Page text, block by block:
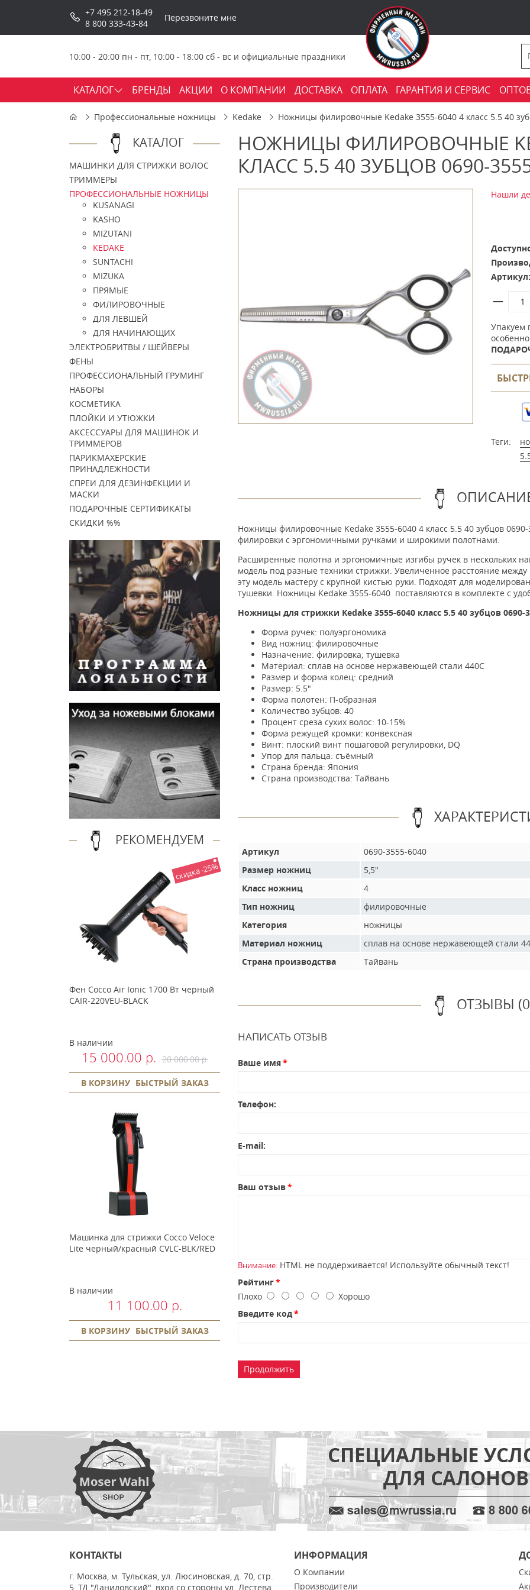
+7 495 212-18-49
8 800 333-43-84
Перезвоните мне
10:00 - 20:00 пн - пт, 10:00 - 18:00 сб - вс и официальные праздники
КАТАЛОГ БРЕНДЫ АКЦИИ О КОМПАНИИ ДОСТАВКА ОПЛАТА ГАРАНТИЯ И СЕРВИС
Профессиональные ножницы Kedake Ножницы филировочные Kedake 3555-6040 4 класс 5.5 40
КАТАЛОГ
МАШИНКИ ДЛЯ СТРИЖКИ ВОЛОС
ТРИММЕРЫ
ПРОФЕССИОНАЛЬНЫЕ НОЖНИЦЫ
KUSANAGI
KASHO
MIZUTANI
KEDAKE
SUNTACHI
MIZUKA
ПРЯМЫЕ
ФИЛИРОВОЧНЫЕ
ДЛЯ ЛЕВШЕЙ
ДЛЯ НАЧИНАЮЩИХ
ЭЛЕКТРОБРИТВЫ / ШЕЙВЕРЫ
ФЕНЫ
ПРОФЕССИОНАЛЬНЫЙ ГРУМИНГ
НАБОРЫ
КОСМЕТИКА
ПЛОЙКИ И УТЮЖКИ
АКСЕССУАРЫ ДЛЯ МАШИНОК И
ТРИММЕРОВ
ПАРИКМАХЕРСКИЕ
ПРИНАДЛЕЖНОСТИ
СПРЕИ ДЛЯ ДЕЗИНФЕКЦИИ И
МАСКИ
ПОДАРОЧНЫЕ СЕРТИФИКАТЫ
СКИДКИ %%
РЕКОМЕНДУЕМ
скидка -25%
Фен Cocco Air Ionic 1700 Вт черный
CAIR-220VEU-BLACK
В наличии
15 000.00 р. 20 000.00 р.
В КОРЗИНУ БЫСТРЫЙ ЗАКАЗ
Машинка для стрижки Cocco Veloce
Lite черный/красный CVLC-BLK/RED
В наличии
11 100.00 р.
В КОРЗИНУ БЫСТРЫЙ ЗАКАЗ
НОЖНИЦЫ ФИЛИРОВОЧНЫЕ
КЛАСС 5.5 40 ЗУБЦОВ 0690-
Нашли
Артикул:
Упакуем
Теги:
Ножницы филировочные Kedake 3555-6040 4 класс 5.5 40 зубцов 0690-
филировки с эргономичными ручками и широкими полотнами.
Расширенные полотна и эргономичные изгибы ручек в нескольких
модель под разные техники стрижки. Увеличенное расстояние между
эту модель мастеру с крупной кистью руки. Подходят для
тушевки. Ножницы Kedake 3555-6040 поставляются в комплекте с
Ножницы для стрижки Kedake 3555-6040 класс 5.5 40 зубцов 0690-
Форма ручек: полуэргономика
Вид ножниц: филировочные
Назначение: филировка; тушевка
Материал: сплав на основе нержавеющей стали 440C
Размер и форма колец: средний
Размер: 5.5"
Форма полотен: П-образная
Количество зубцов: 40
Процент среза сухих волос: 10-15%
Форма режущей кромки: конвексная
Винт: плоский винт пошаговой регулировки, DQ
Упор для пальца: съёмный
Страна бренда: Япония
Страна производства: Тайвань
Артикул
0690-3555-6040
Размер ножниц
5,5"
Класс ножниц
4
Тип ножниц
филировочные
Категория
ножницы
Материал ножниц
сплав на основе нержавеющей стали
Страна производства
Тайвань
ОТЗЫВЫ
НАПИСАТЬ ОТЗЫВ
Ваше имя
Телефон:
E-mail:
Ваш отзыв
Внимание: HTML не поддерживается! Используйте обычный текст!
Рейтинг
Плохо
Хорошо
Введите код
Продолжить
КОНТАКТЫ
г. Москва, м. Тульская, ул. Люсиновская, д. 70, стр.
5, ТД "Даниловский", вход со стороны ул. Лестева
ИНФОРМАЦИЯ
О Компании
Производители